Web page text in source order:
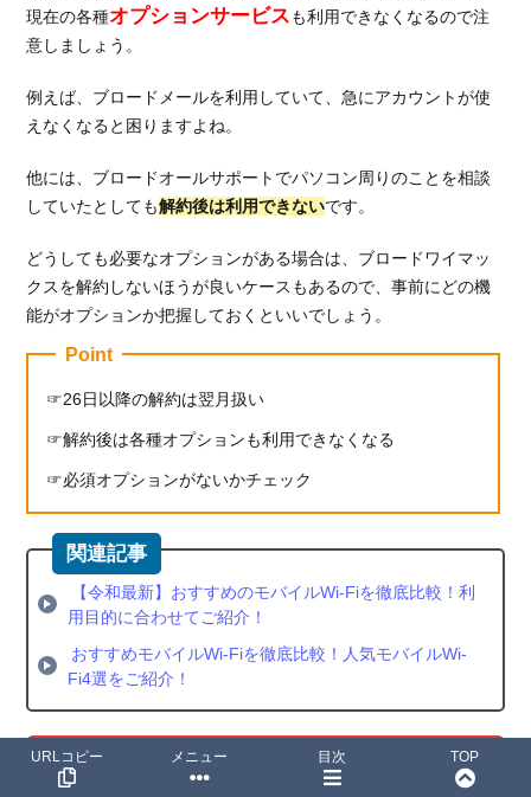
現在の各種オプションサービスも利用できなくなるので注
意しましょう。
例えば、ブロードメールを利用していて、急にアカウントが使
えなくなると困りますよね。
他には、ブロードオールサポートでパソコン周りのことを相談
していたとしても解約後は利用できないです。
どうしても必要なオプションがある場合は、ブロードワイマッ
クスを解約しないほうが良いケースもあるので、事前にどの機
能がオプションか把握しておくといいでしょう。
Point
26日以降の解約は翌月扱い
解約後は各種オプションも利用できなくなる
必須オプションがないかチェック
【令和最新】おすすめのモバイルWi-Fiを徹底比較！利
用目的に合わせてご紹介！
おすすめモバイルWi-Fiを徹底比較！人気モバイルWi-
Fi4選をご紹介！
Broad WIMAXの公式サイトへ
URLコピー メニュー 目次 TOP